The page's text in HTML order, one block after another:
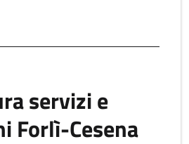
servizi e
Forlì-Cesena